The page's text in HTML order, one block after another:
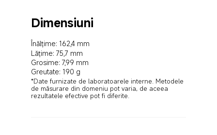
Dimensiuni
Înălțime: 162,4 mm
Lățime: 75,7 mm
Grosime: 7,99 mm
Greutate: 190 g
*Date furnizate de laboratoarele interne. Metodele
de măsurare din domeniu pot varia, de aceea
rezultatele efective pot fi diferite.